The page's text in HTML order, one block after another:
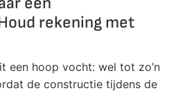
rekening met
een hoop vocht: wel tot zo’n
de constructie tijdens de